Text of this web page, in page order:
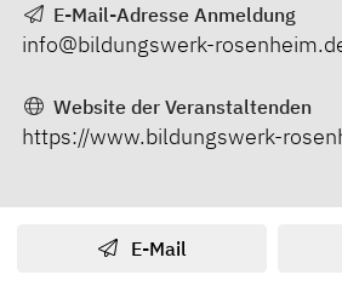
E-Mail-Adresse Anmeldung
info@bildungswerk-
Website der Veranstaltenden
https://www.bildungswerk-
E-Mail